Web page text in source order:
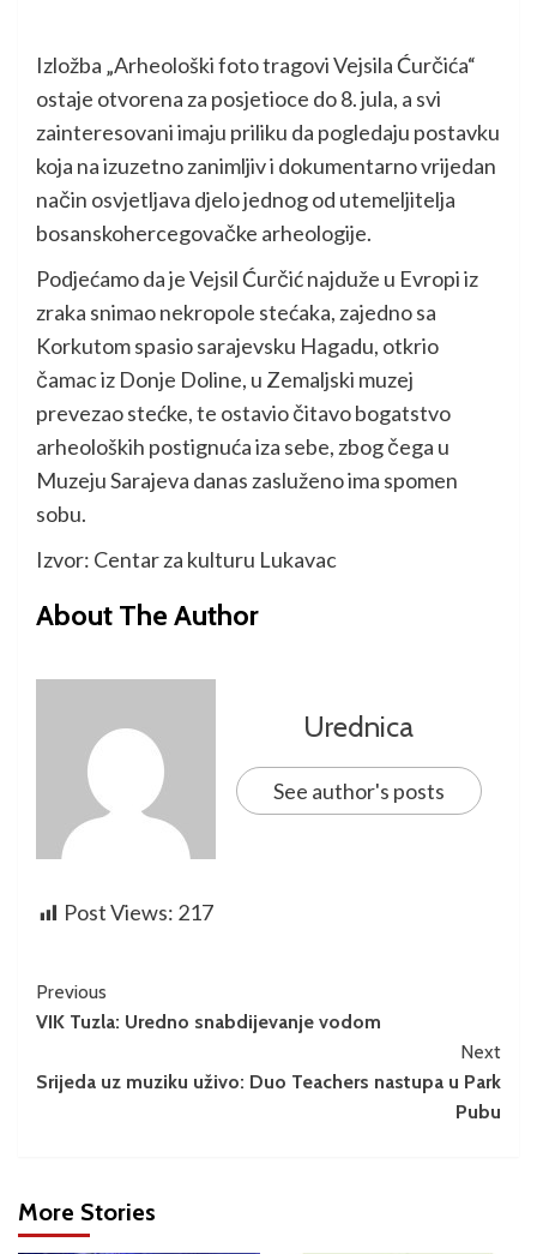
Izložba „Arheološki foto tragovi Vejsila Ćurčića“
ostaje otvorena za posjetioce do 8. jula, a svi
zainteresovani imaju priliku da pogledaju postavku
koja na izuzetno zanimljiv i dokumentarno vrijedan
način osvjetljava djelo jednog od utemeljitelja
bosanskohercegovačke arheologije.
Podjećamo da je Vejsil Ćurčić najduže u Evropi iz
zraka snimao nekropole stećaka, zajedno sa
Korkutom spasio sarajevsku Hagadu, otkrio
čamac iz Donje Doline, u Zemaljski muzej
prevezao stećke, te ostavio čitavo bogatstvo
arheoloških postignuća iza sebe, zbog čega u
Muzeju Sarajeva danas zasluženo ima spomen
sobu.
Izvor: Centar za kulturu Lukavac
About The Author
Urednica
See author's posts
Post Views: 217
Previous
VIK Tuzla: Uredno snabdijevanje vodom
Next
Srijeda uz muziku uživo: Duo Teachers nastupa u Park
Pubu
More Stories